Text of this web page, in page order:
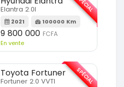
Elantra 2.0l
2021 100000 Km
9 800 000 FCFA
En vente
SPÉCIAL
Toyota Fortuner
Fortuner 2.0 VVTI SPÉCIAL